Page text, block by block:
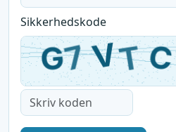
Sikkerhedskode